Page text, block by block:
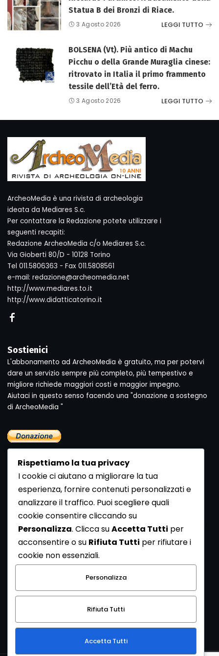
Statua B dei Bronzi di Riace.
3 Agosto 2026 LEGGI TUTTO
BOLSENA (Vt). Più antico di Machu
Picchu o della Grande Muraglia cinese:
ritrovato in Italia il primo frammento
tessile dell’Età del ferro.
3 Agosto 2026 LEGGI TUTTO
ArcheoMedia è una rivista di archeologia
ideata da Mediares S.c.
Per contattare la Redazione potete utilizzare i
seguenti recapiti:
Redazione ArcheoMedia c/o Mediares S.c.
Via Gioberti 80/D - 10128 Torino
Tel 011.5806363 - Fax 011.5808561
e-mail: redazione@archeomedia.net
http://www.mediares.to.it
http://www.didatticatorino.it
Sostienici
L'abbonamento ad ArcheoMedia è gratuito, ma per potervi
dare un servizio sempre più completo, più tempestivo e
migliore richiede maggiori costi e maggior impegno.
Aiutaci in questo senso facendo una "donazione a sostegno
di ArcheoMedia "
Newsletter
Se vuoi ricevere la Rivista gratuita di archeologia realizzata
dalla Redazione di ArcheoMedia iscriviti alla nostra
Newsletter [Clicca Qui]
Con l'invio del messaggio l'utente dichiara di aver letto
l’informativa sulla privacy e di acconsentire al trattamento
dei propri dati personali.
Rispettiamo la tua privacy
I cookie ci aiutano a migliorare la tua
esperienza, fornire contenuti personalizzati e
analizzare il traffico. Puoi scegliere quali
cookie consentire cliccando su
Personalizza. Clicca suAccetta Tutti per
acconsentire o su Rifiuta Tutti per rifiutare i
cookie non essenziali.
Personalizza
Rifiuta Tutti
Accetta Tutti